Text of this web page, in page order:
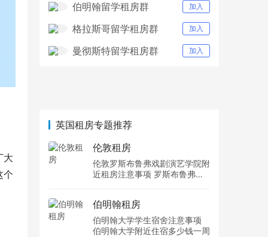
大
个
伯明翰留学租房群 加入
格拉斯哥留学租房群 加入
曼彻斯特留学租房群 加入
英国租房专题推荐
伦敦租房
伦敦罗斯布鲁弗戏剧演艺学院附
近租房注意事项 罗斯布鲁弗戏
伯明翰租房
伯明翰大学学生宿舍注意事项
伯明翰大学附近住宿多少钱一周